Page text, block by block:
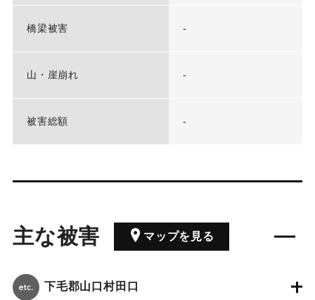
橋梁被害 -
山・崖崩れ -
被害総額 -
主な被害 マップを見る
下毛郡山口村田口